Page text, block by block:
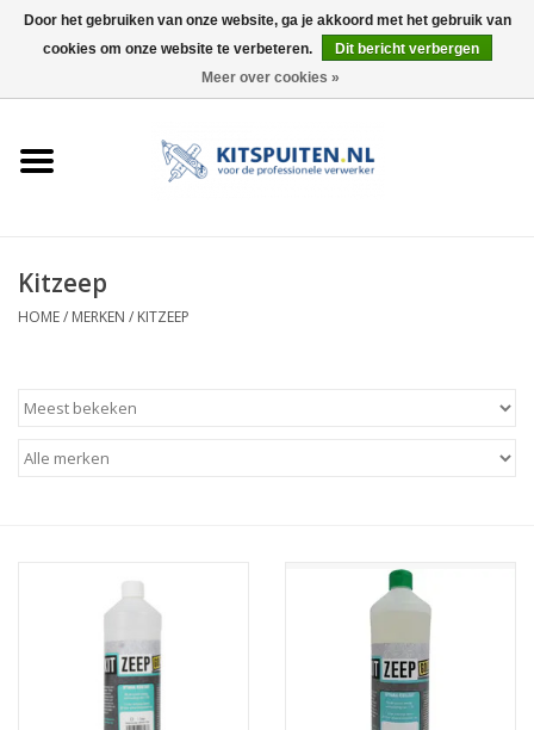
0 Artikelen - €0,00
ELEKTRISCH
LUCHTDRUK
Kitzeep
HOME/ MERKEN / KITZEEP
Door het gebruiken van onze website, ga je akkoord met het gebruik van
cookies om onze website te verbeteren.
Dit bericht verbergen
Meer over cookies »